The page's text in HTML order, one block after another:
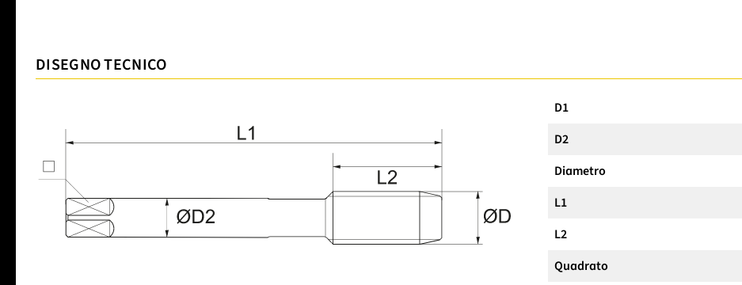
DISEGNO TECNICO
D1
D2
Diametro
L1
L2
Quadrato